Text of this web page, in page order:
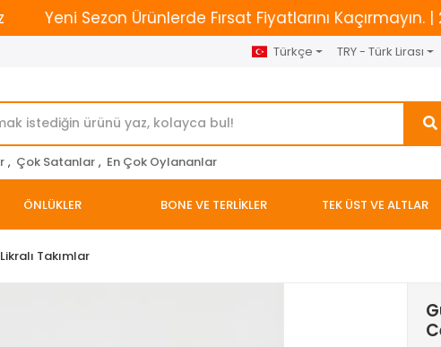
Sezon Ürünlerde Fırsat Fiyatlarını Kaçırmayın. | 2500
Türkçe TRY - Türk Lirası
, Çok Satanlar , En Çok Oylananlar
ÖNLÜKLER BONE VE TERLİKLER TEK ÜST VE ALTLAR
Takımlar